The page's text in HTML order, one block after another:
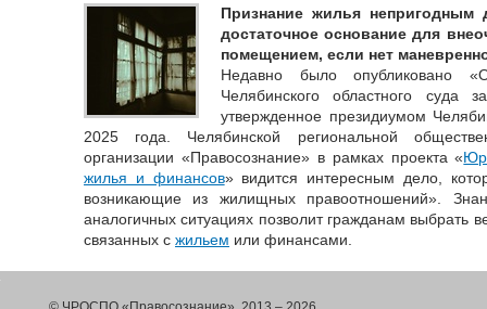
Признание жилья
достаточное основание для
помещением, если нет
Недавно было опубликовано
Челябинского областного суда
утвержденное президиумом
2025 года. Челябинской региональной
организации «Правосознание» в рамках проекта «
жилья и финансов» видится интересным дело,
возникающие из жилищных правоотношений».
аналогичных ситуациях позволит гражданам выбрать
связанных с жильем или финансами.